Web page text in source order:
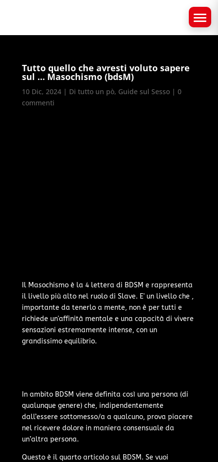
Tutto quello che avresti voluto sapere
sul … Masochismo (bdsM)
10 Dic, 2024| Di tutto un pò, Guide sul Sesso| 0
commenti
Il Masochismo è la 4 lettera di BDSM e rappresenta
il livello più alto nel ruolo di Slave. E' un livello che ,
importante da tenerlo a mente, non è per tutti e
richiede un'affinità mentale e una capacità di vivere
sensazioni estremamente intense, con un
grandissimo equilibrio.
In ambito BDSM viene definita così una persona (di
qualunque genere) che, indipendentemente
dall’essere sottomesso/a a qualcuno, prova piacere
nel ricevere dolore in maniera consensuale da
un’altra persona.
Questo è il quarto articolo sul BDSM. Se vuoi